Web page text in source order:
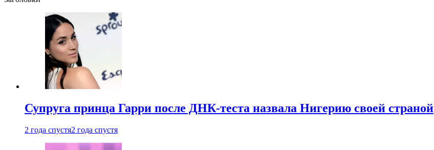
Супруга принца Гарри после ДНК-теста назвала Нигерию своей страной
2 года спустя2 года спустя